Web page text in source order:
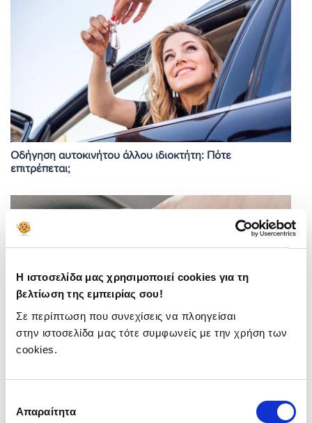
Η ιστοσελίδα μας χρησιμοποιεί cookies για τη
βελτίωση της εμπειρίας σου!
Σε περίπτωση που συνεχίσεις να πλοηγείσαι
στην ιστοσελίδα μας τότε συμφωνείς με την χρήση των
cookies.
συγκατάθεσης
Απαραίτητα
Οδήγηση αυτοκινήτου άλλου ιδιοκτήτη: Πότε
επιτρέπεται;
υπολογίσεις;